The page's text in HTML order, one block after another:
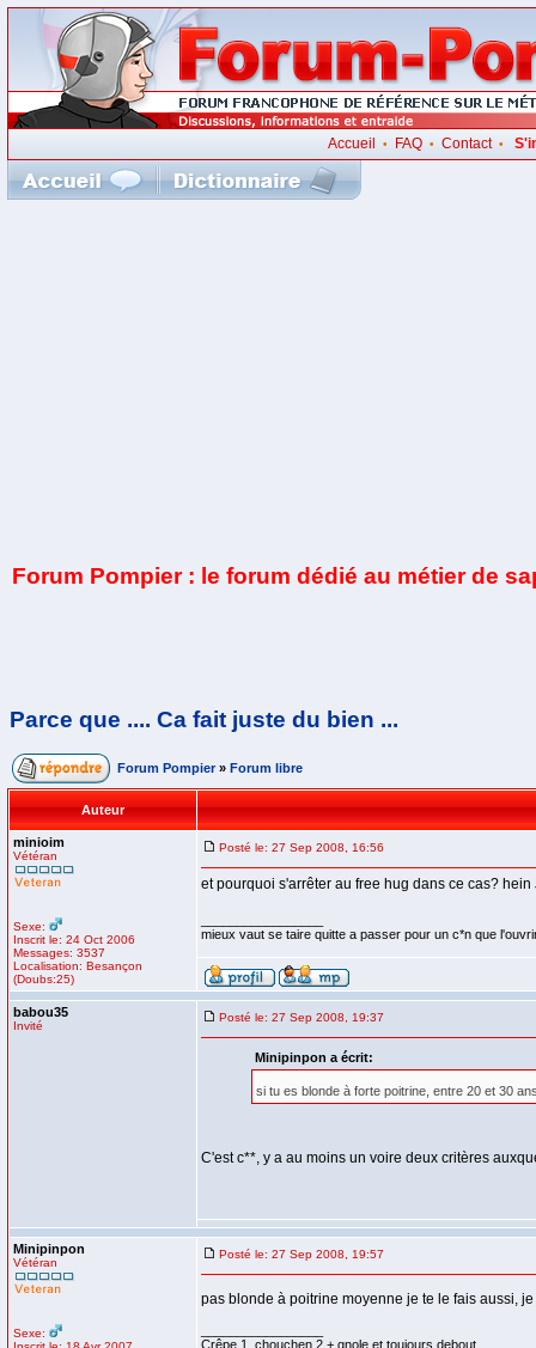
Accueil • FAQ• Contact•
Forum Pompier : le forum dédié au métier de
Parce que .... Ca fait juste du bien ...
Forum Pompier » Forum libre
Auteur
minioim
Vétéran
Sexe:
Inscrit le: 24 Oct 2006
Messages: 3537
Localisation: Besançon
(Doubs:25)
Posté le: 27 Sep 2008, 16:56
et pourquoi s'arrêter au free hug dans ce cas? hein
mieux vaut se taire quitte a passer pour un c*n que
babou35
Invité
Posté le: 27 Sep 2008, 19:37
Minipinpon a écrit:
si tu es blonde à forte poitrine, entre 20 et 30
C'est c**, y a au moins un voire deux critères
Minipinpon
Vétéran
Sexe:
Posté le: 27 Sep 2008, 19:57
pas blonde à poitrine moyenne je te le fais aussi,
Crêpe 1, chouchen 2 + gnole et toujours debout